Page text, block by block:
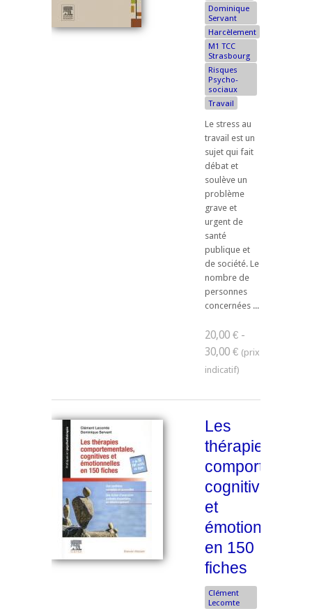
Dominique
Servant
Harcèlement
M1 TCC
Strasbourg
Risques
Psycho-
sociaux
Travail
Le stress au
travail est un
sujet qui fait
débat et
soulève un
problème
grave et
urgent de
santé
publique et
de société. Le
nombre de
personnes
concernées ...
20,00 € -
30,00 €
Les
thérapies
cognitives
et
émotionnelles
en 150
fiches
Clément
Lecomte